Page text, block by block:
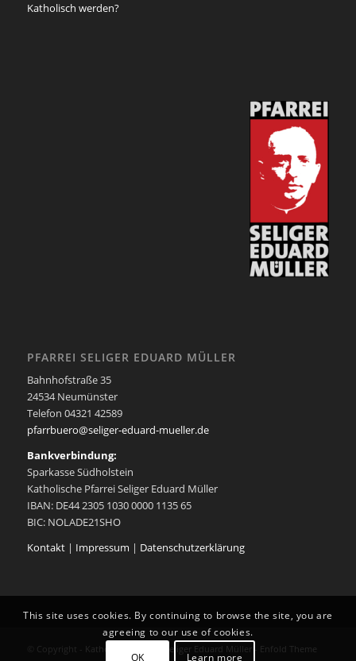
Katholisch werden?
PFARREI SELIGER EDUARD MÜLLER
Bahnhofstraße 35
24534 Neumünster
Telefon 04321 42589
pfarrbuero@seliger-eduard-mueller.de
Bankverbindung:
Sparkasse Südholstein
Katholische Pfarrei Seliger Eduard Müller
IBAN: DE44 2305 1030 0000 1135 65
BIC: NOLADE21SHO
Kontakt| Impressum | Datenschutzerklärung
© Copyright - Katholische Pfarrei Seliger Eduard Müller- Enfold Theme
This site uses cookies. By continuing to browse the site, you are
agreeing to our use of cookies.
OK
Learn more